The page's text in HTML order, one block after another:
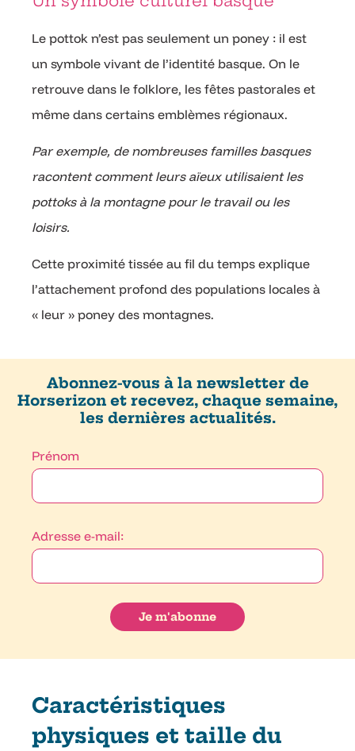
Le pottok n’est pas seulement un poney : il est
un symbole vivant de l’identité basque. On le
retrouve dans le folklore, les fêtes pastorales et
même dans certains emblèmes régionaux.
Par exemple, de nombreuses familles basques
racontent comment leurs aïeux utilisaient les
pottoks à la montagne pour le travail ou les
loisirs.
Cette proximité tissée au fil du temps explique
l’attachement profond des populations locales à
« leur » poney des montagnes.
Abonnez-vous à la newsletter de
Horserizon et recevez, chaque semaine,
les dernières actualités.
Prénom
Adresse e-mail:
Caractéristiques
physiques et taille du